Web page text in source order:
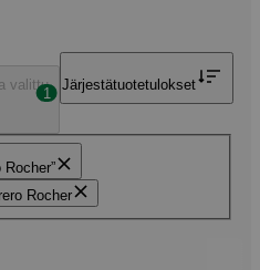
Rocher
Rocher
valittu
1
Järjestätuotetulokset